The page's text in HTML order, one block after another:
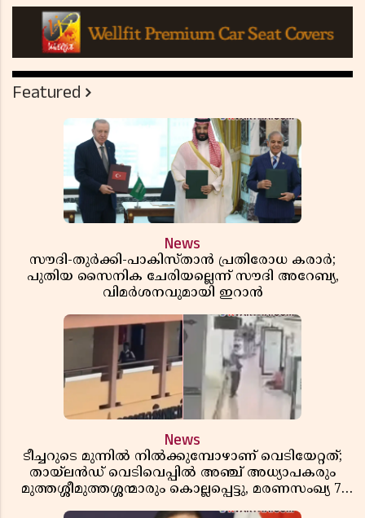
Featured
News
സൗദി-തുർക്കി-പാകിസ്താൻ പ്രതിരോധ കരാർ;
പുതിയ സൈനിക ചേരിയല്ലെന്ന് സൗദി അറേബ്യ,
വിമർശനവുമായി ഇറാൻ
News
ടീച്ചറുടെ മുന്നിൽ നിൽക്കുമ്പോഴാണ് വെടിയേറ്റത്;
തായ്‌ലൻഡ് വെടിവെപ്പിൽ അഞ്ച് അധ്യാപകരും
മുത്തശ്ശീമുത്തശ്ശന്മാരും കൊല്ലപ്പെട്ടു, മരണസംഖ്യ 7;